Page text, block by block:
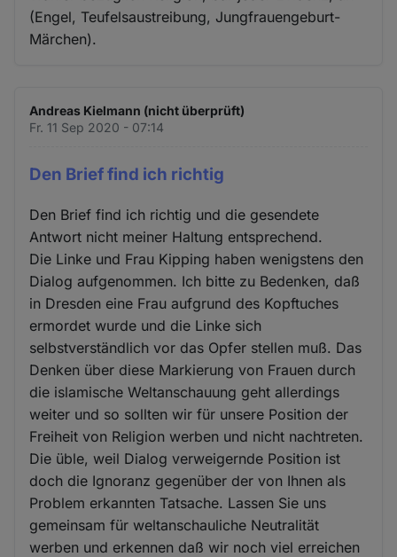
(Engel, Teufelsaustreibung, Jungfrauengeburt-
Märchen).
Andreas Kielmann (nicht überprüft)
Fr. 11 Sep 2020 - 07:14
Den Brief find ich richtig
Den Brief find ich richtig und die gesendete
Antwort nicht meiner Haltung entsprechend.
Die Linke und Frau Kipping haben wenigstens den
Dialog aufgenommen. Ich bitte zu Bedenken, daß
in Dresden eine Frau aufgrund des Kopftuches
ermordet wurde und die Linke sich
selbstverständlich vor das Opfer stellen muß. Das
Denken über diese Markierung von Frauen durch
die islamische Weltanschauung geht allerdings
weiter und so sollten wir für unsere Position der
Freiheit von Religion werben und nicht nachtreten.
Die üble, weil Dialog verweigernde Position ist
doch die Ignoranz gegenüber der von Ihnen als
Problem erkannten Tatsache. Lassen Sie uns
gemeinsam für weltanschauliche Neutralität
werben und erkennen daß wir noch viel erreichen